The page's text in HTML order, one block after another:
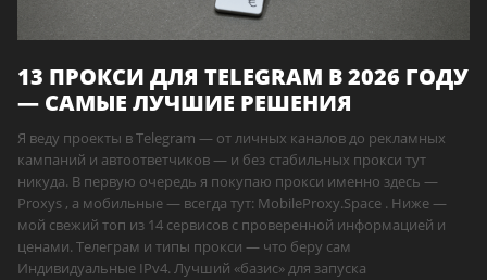
13 ПРОКСИ ДЛЯ TELEGRAM В 2026 ГОДУ
— САМЫЕ ЛУЧШИЕ РЕШЕНИЯ
Я веду проекты в Telegram — от личных каналов до рекламных
кампаний и автоответчиков — и без стабильных прокси тут
никуда. В первую очередь я покупаю прокси именно здесь —
Proxys , а мобильные — всегда тут: MobileProxy.Space . Ниже —
мой свежий топ из 14 сервисов с проверенной информацией и
ценами. Телеграм и типы прокси — что беру сам
Индивидуальные IPv4. Лучший «базис» для запуска